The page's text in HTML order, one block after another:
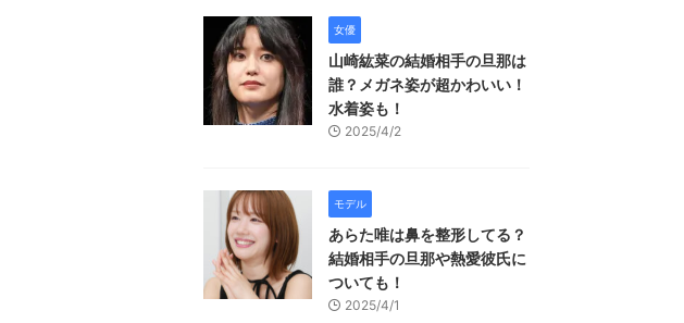
女優
山崎紘菜の結婚相手の旦那は
誰？メガネ姿が超かわいい！
水着姿も！
2025/4/2
モデル
あらた唯は鼻を整形してる？
結婚相手の旦那や熱愛彼氏に
ついても！
2025/4/1